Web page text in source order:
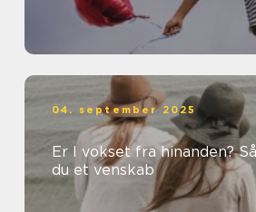
04. september 2025
Er I vokset fra hinanden?
du et venskab